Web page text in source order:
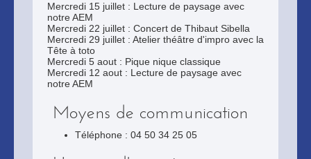
Mercredi 15 juillet : Lecture de paysage avec
notre AEM
Mercredi 22 juillet : Concert de Thibaut Sibella
Mercredi 29 juillet : Atelier théâtre d'impro avec la
Tête à toto
Mercredi 5 aout : Pique nique classique
Mercredi 12 aout : Lecture de paysage avec
notre AEM
Moyens de communication
Téléphone : 04 50 34 25 05